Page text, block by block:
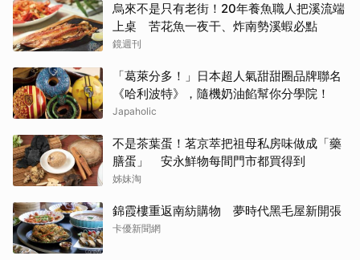
烏來不是只有老街！20年養魚職人把溪流端
上桌 苦花魚一夜干、炸南勢溪蝦必點
鏡週刊
「葛萊分多！」日本超人氣甜甜圈品牌聯名
《哈利波特》，隨機奶油餡幫你分學院！
Japaholic
不是茶葉蛋！茗京萃把祖母私房味做成「藥
膳蛋」 安永鮮物每間門市都買得到
姊妹淘
錦霞樓重返南紡購物 夢時代黑毛屋新開張
卡優新聞網